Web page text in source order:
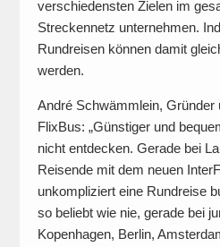
verschiedensten Zielen im
Streckennetz unternehmen.
Rundreisen können damit
werden.
André Schwämmlein,
FlixBus: „Günstiger und
nicht entdecken. Gerade bei
Reisende mit dem neuen
unkompliziert eine Rundreise
so beliebt wie nie, gerade bei
Kopenhagen, Berlin,